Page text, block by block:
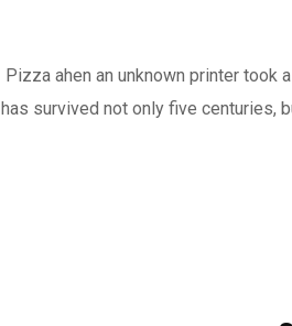
Pizza ahen an unknown printer took
has survived not only five centuries,